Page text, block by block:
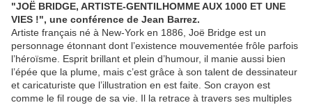
"JOË BRIDGE, ARTISTE-GENTILHOMME AUX 1000 ET UNE
VIES !", une conférence de Jean Barrez.
Artiste français né à New-York en 1886, Joë Bridge est un
personnage étonnant dont l’existence mouvementée frôle parfois
l’héroïsme. Esprit brillant et plein d’humour, il manie aussi bien
l’épée que la plume, mais c’est grâce à son talent de dessinateur
et caricaturiste que l’illustration en est faite. Son crayon est
comme le fil rouge de sa vie. Il la retrace à travers ses multiples